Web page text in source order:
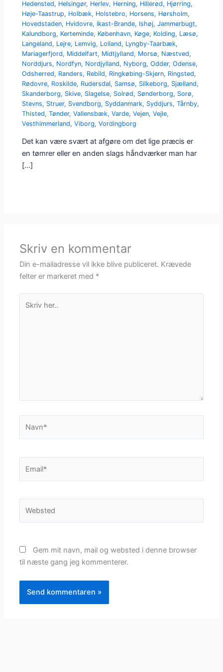
Hedensted, Helsingør, Herlev, Herning, Hillerød, Hjørring,
Høje-Taastrup, Holbæk, Holstebro, Horsens, Hørsholm,
Hovedstaden, Hvidovre, Ikast-Brande, Ishøj,Jammerbugt,
Kalundborg, Kerteminde, København, Køge, Kolding, Læsø,
Langeland, Lejre, Lemvig, Lolland, Lyngby-Taarbæk,
Mariagerfjord, Middelfart, Midtjylland, Morsø, Næstved,
Norddjurs, Nordfyn, Nordjylland, Nyborg,Odder,Odense,
Odsherred, Randers, Rebild, Ringkøbing-Skjern, Ringsted,
Rødovre, Roskilde, Rudersdal, Samsø, Silkeborg, Sjælland,
Skanderborg, Skive, Slagelse, Solrød, Sønderborg, Sorø,
Stevns, Struer, Svendborg, Syddanmark, Syddjurs,Tårnby,
Thisted,Tønder,Vallensbæk,Varde,Vejen,Vejle,
Vesthimmerland,Viborg,Vordingborg
Det kan være svært at afgøre om det lige præcis er
en tømrer eller en anden slags håndværker man har
[…]
Skriv en kommentar
Din e-mailadresse vil ikke blive publiceret. Krævede
felter er markeret med *
her..
Gem mit navn, mail og websted i denne browser
til næste gang jeg kommenterer.